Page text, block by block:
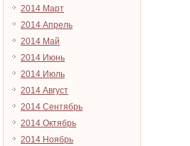
2014 Март
2014 Апрель
2014 Май
2014 Июнь
2014 Июль
2014 Август
2014 Сентябрь
2014 Октябрь
2014 Ноябрь